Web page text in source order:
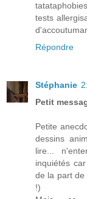
tests
Répondre
Stéphanie
Petit
Petite
dessins
lire...
inquiétés
de la part de
!)